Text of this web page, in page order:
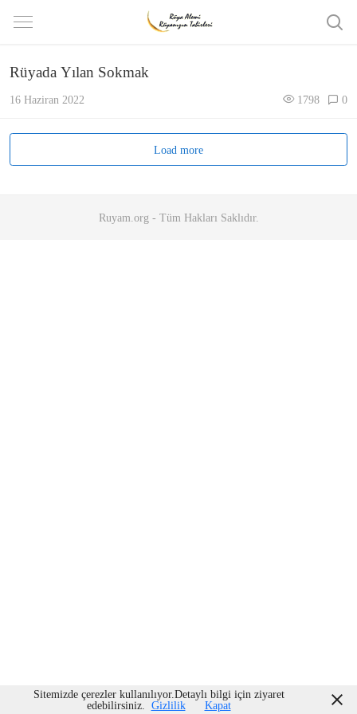
Rüyada Yılan Sokmak
16 Haziran 2022 1798 0
Load more
Ruyam.org - Tüm Hakları Saklıdır.
Sitemizde çerezler kullanılıyor.Detaylı bilgi için ziyaret
edebilirsiniz.
Gizlilik Kapat